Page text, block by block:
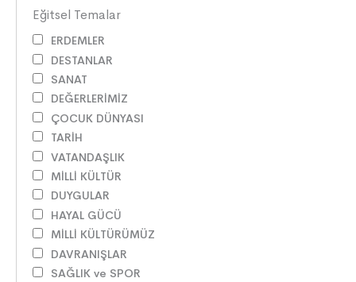
Eğitsel Temalar
ERDEMLER
DESTANLAR
SANAT
DEĞERLERİMİZ
ÇOCUK DÜNYASI
TARİH
VATANDAŞLIK
MİLLİ KÜLTÜR
DUYGULAR
HAYAL GÜCÜ
MİLLİ KÜLTÜRÜMÜZ
DAVRANIŞLAR
SAĞLIK ve SPOR